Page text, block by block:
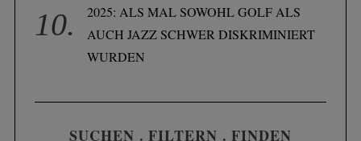
2025: ALS MAL SOWOHL GOLF ALS
AUCH JAZZ SCHWER DISKRIMINIERT
WURDEN
SUCHEN . FILTERN . FINDEN
r
: